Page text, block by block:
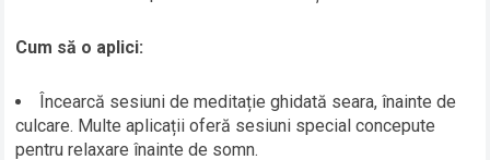
Cum să o aplici:
Încearcă sesiuni de meditație ghidată seara, înainte de
culcare. Multe aplicații oferă sesiuni special concepute
pentru relaxare înainte de somn.